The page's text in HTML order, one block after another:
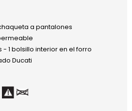
a pantalones
- 1 bolsillo interior en el forro
Ducati